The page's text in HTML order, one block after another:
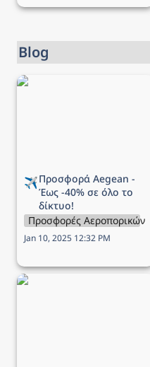
Blog
Προσφορά Aegean - Έως
✈️
Έως -40% σε όλο το
δίκτυο!
Προσφορές Αεροπορικών
Jan 10, 2025 12:32 PM
Aegean Black Friday Sales